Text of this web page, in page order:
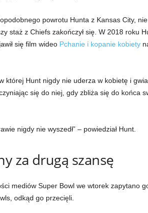
powrotu Hunta z Kansas City, nie
staż z Chiefs zakończył się. W 2018 roku
się film wideo Pchanie i kopanie kobiety
której Hunt nigdy nie uderza w kobietę i
się do niej, gdy zbliża się do końca
nigdy nie wyszedł” – powiedział Hunt.
za drugą szansę
mediów Super Bowl we wtorek zapytano
odkąd go przecięli.